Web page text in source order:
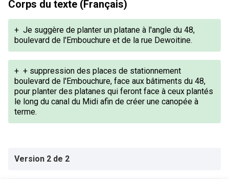
Corps du texte (Français)
+ Je suggère de planter un platane à l'angle du 48,
boulevard de l'Embouchure et de la rue Dewoitine.
+ + suppression des places de stationnement
boulevard de l'Embouchure, face aux bâtiments du 48,
pour planter des platanes qui feront face à ceux plantés
le long du canal du Midi afin de créer une canopée à
terme.
Version 2 de 2